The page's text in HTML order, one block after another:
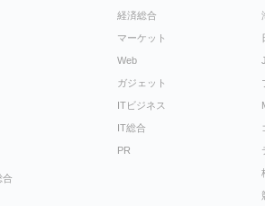
合
経済総合
マーケット
Web
ガジェット
ITビジネス
IT総合
PR